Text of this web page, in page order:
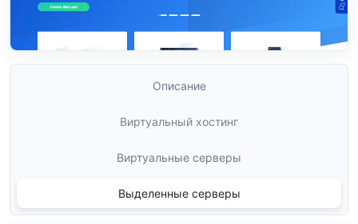
Описание
Виртуальный хостинг
Виртуальные серверы
Выделенные серверы